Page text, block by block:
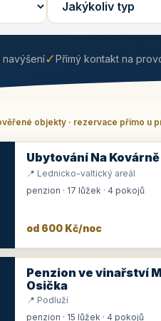
✓Přímý kontakt na
objekty · rezervace přímo u
Ubytování Na Kovárně
📍 Lednicko-valtický areál
penzion · 17 lůžek · 4 pokojů
od 600 Kč/noc
Penzion ve vinařství
Osička
📍 Podluží
penzion · 15 lůžek · 4 pokojů